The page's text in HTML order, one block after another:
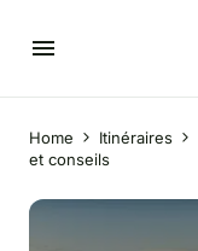
Home Itinéraires
et conseils